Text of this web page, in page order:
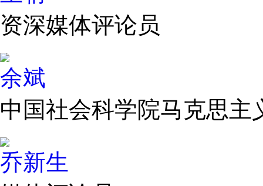
资深媒体评论员
余斌
中国社会科学院马克思主
乔新生